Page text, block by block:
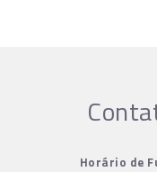
Horário de